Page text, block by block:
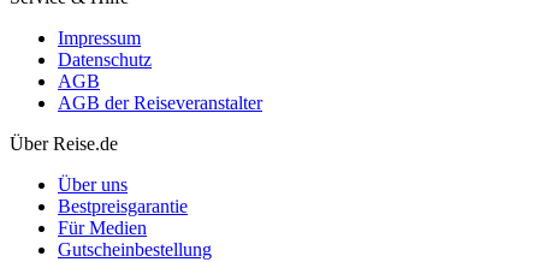
Erleichterte Einreise in die USA mit der Esta-App
Impressum
Datenschutz
AGB
AGB der Reiseveranstalter
Über Reise.de
Über uns
Bestpreisgarantie
Für Medien
Gutscheinbestellung